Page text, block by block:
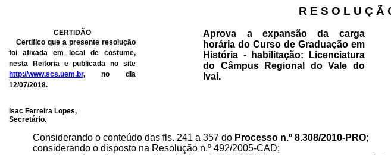
R E S O L U Ç Ã
CERTIDÃO
Certifico que a presente resolução
foi afixada em local de costume,
nesta Reitoria e publicada no site
http://www.scs.uem.br, no dia
12/07/2018.
Isac Ferreira Lopes,
Secretário.
Aprova a expansão da carga
horária do Curso de Graduação em
História - habilitação: Licenciatura
do Câmpus Regional do Vale do
Ivaí.
Considerando o conteúdo das fls. 241 a 357 do Processo n.º 8.308/2010-PRO;
considerando o disposto na Resolução n.º 492/2005-CAD;